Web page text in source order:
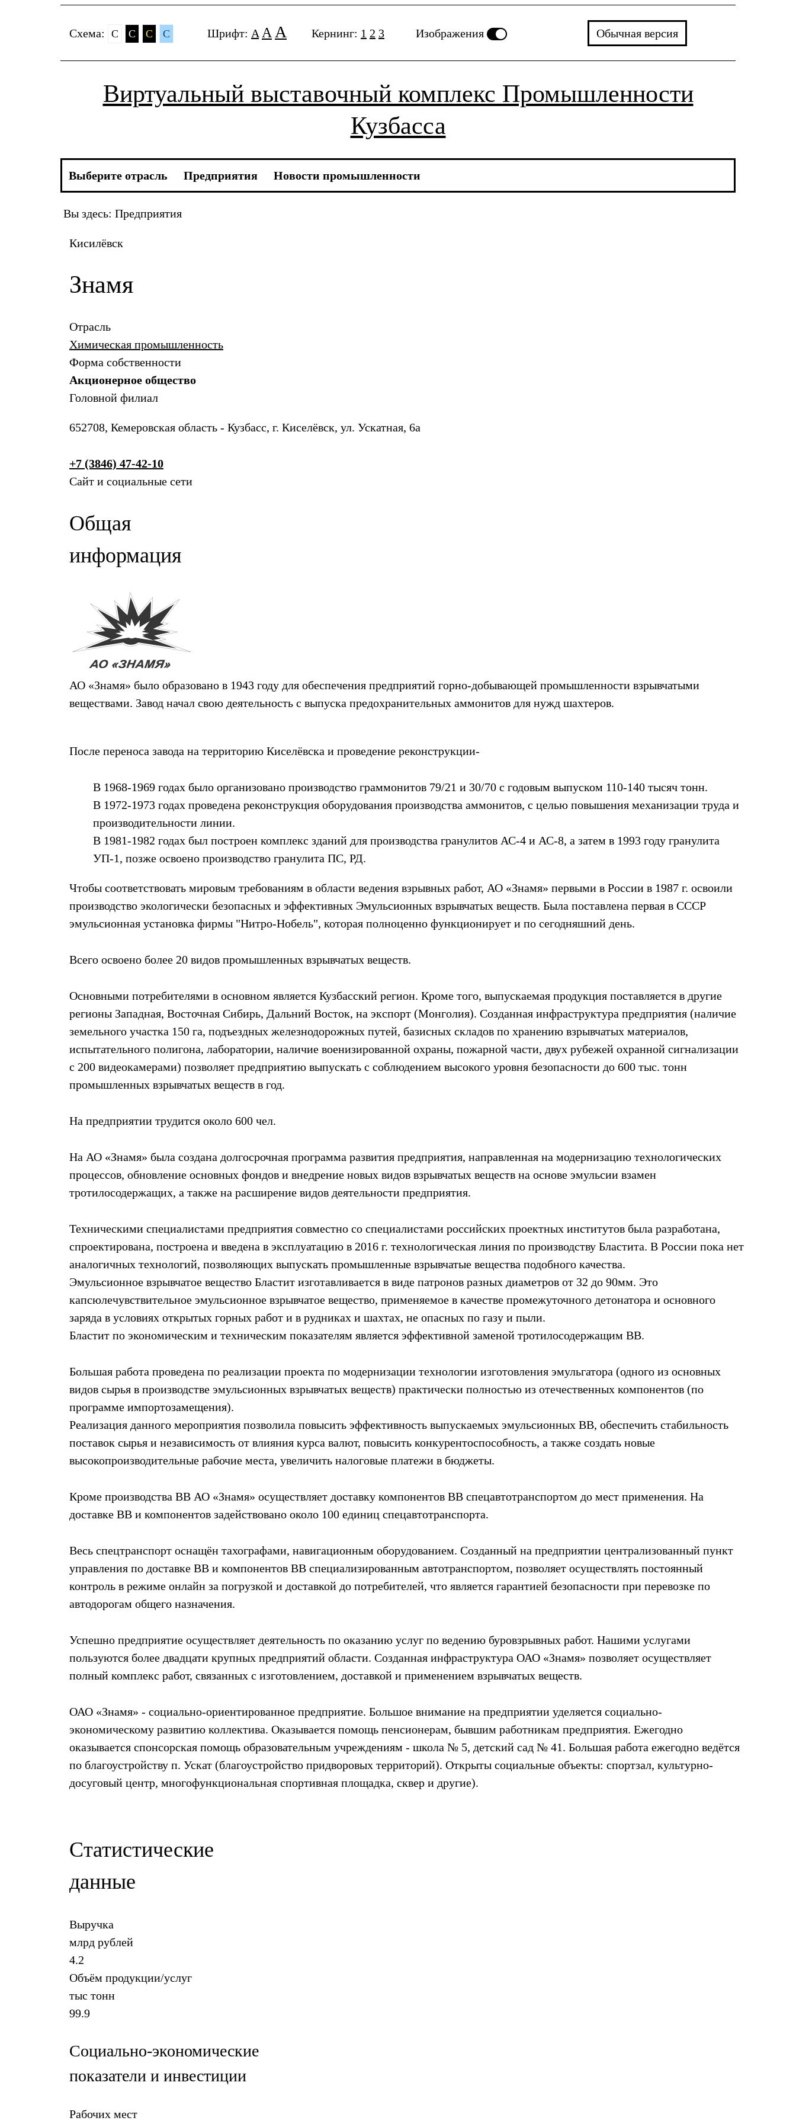
Cхема: C C C C Шрифт: A A A Кернинг: 1 2 3 Изображения Обычная версия
Виртуальный выставочный комплекс Промышленности
Кузбасса
Выберите отрасль Предприятия Новости промышленности
Вы здесь: Предприятия
Кисилёвск
Знамя
Отрасль
Химическая промышленность
Форма собственности
Акционерное общество
Головной филиал
652708, Кемеровская область - Кузбасс, г. Киселёвск, ул. Ускатная, 6а
+7 (3846) 47-42-10
Сайт и социальные сети
Общая
информация
АО «Знамя» было образовано в 1943 году для обеспечения предприятий горно-добывающей промышленности взрывчатыми
веществами. Завод начал свою деятельность с выпуска предохранительных аммонитов для нужд шахтеров.
После переноса завода на территорию Киселёвска и проведение реконструкции-
В 1968-1969 годах было организовано производство граммонитов 79/21 и 30/70 с годовым выпуском 110-140 тысяч тонн.
В 1972-1973 годах проведена реконструкция оборудования производства аммонитов, с целью повышения механизации труда и
производительности линии.
В 1981-1982 годах был построен комплекс зданий для производства гранулитов АС-4 и АС-8, а затем в 1993 году гранулита
УП-1, позже освоено производство гранулита ПС, РД.
Чтобы соответствовать мировым требованиям в области ведения взрывных работ, АО «Знамя» первыми в России в 1987 г. освоили
производство экологически безопасных и эффективных Эмульсионных взрывчатых веществ. Была поставлена первая в СССР
эмульсионная установка фирмы "Нитро-Нобель", которая полноценно функционирует и по сегодняшний день.
Всего освоено более 20 видов промышленных взрывчатых веществ.
Основными потребителями в основном является Кузбасский регион. Кроме того, выпускаемая продукция поставляется в другие
регионы Западная, Восточная Сибирь, Дальний Восток, на экспорт (Монголия). Созданная инфраструктура предприятия (наличие
земельного участка 150 га, подъездных железнодорожных путей, базисных складов по хранению взрывчатых материалов,
испытательного полигона, лаборатории, наличие военизированной охраны, пожарной части, двух рубежей охранной сигнализации
с 200 видеокамерами) позволяет предприятию выпускать с соблюдением высокого уровня безопасности до 600 тыс. тонн
промышленных взрывчатых веществ в год.
На предприятии трудится около 600 чел.
На АО «Знамя» была создана долгосрочная программа развития предприятия, направленная на модернизацию технологических
процессов, обновление основных фондов и внедрение новых видов взрывчатых веществ на основе эмульсии взамен
тротилосодержащих, а также на расширение видов деятельности предприятия.
Техническими специалистами предприятия совместно со специалистами российских проектных институтов была разработана,
спроектирована, построена и введена в эксплуатацию в 2016 г. технологическая линия по производству Бластита. В России пока нет
аналогичных технологий, позволяющих выпускать промышленные взрывчатые вещества подобного качества.
Эмульсионное взрывчатое вещество Бластит изготавливается в виде патронов разных диаметров от 32 до 90мм. Это
капсюлечувствительное эмульсионное взрывчатое вещество, применяемое в качестве промежуточного детонатора и основного
заряда в условиях открытых горных работ и в рудниках и шахтах, не опасных по газу и пыли.
Бластит по экономическим и техническим показателям является эффективной заменой тротилосодержащим ВВ.
Большая работа проведена по реализации проекта по модернизации технологии изготовления эмульгатора (одного из основных
видов сырья в производстве эмульсионных взрывчатых веществ) практически полностью из отечественных компонентов (по
программе импортозамещения).
Реализация данного мероприятия позволила повысить эффективность выпускаемых эмульсионных ВВ, обеспечить стабильность
поставок сырья и независимость от влияния курса валют, повысить конкурентоспособность, а также создать новые
высокопроизводительные рабочие места, увеличить налоговые платежи в бюджеты.
Кроме производства ВВ АО «Знамя» осуществляет доставку компонентов ВВ спецавтотранспортом до мест применения. На
доставке ВВ и компонентов задействовано около 100 единиц спецавтотранспорта.
Весь спецтранспорт оснащён тахографами, навигационным оборудованием. Созданный на предприятии централизованный пункт
управления по доставке ВВ и компонентов ВВ специализированным автотранспортом, позволяет осуществлять постоянный
контроль в режиме онлайн за погрузкой и доставкой до потребителей, что является гарантией безопасности при перевозке по
автодорогам общего назначения.
Успешно предприятие осуществляет деятельность по оказанию услуг по ведению буровзрывных работ. Нашими услугами
пользуются более двадцати крупных предприятий области. Созданная инфраструктура ОАО «Знамя» позволяет осуществляет
полный комплекс работ, связанных с изготовлением, доставкой и применением взрывчатых веществ.
ОАО «Знамя» - социально-ориентированное предприятие. Большое внимание на предприятии уделяется социально-
экономическому развитию коллектива. Оказывается помощь пенсионерам, бывшим работникам предприятия. Ежегодно
оказывается спонсорская помощь образовательным учреждениям - школа № 5, детский сад № 41. Большая работа ежегодно ведётся
по благоустройству п. Ускат (благоустройство придворовых территорий). Открыты социальные объекты: спортзал, культурно-
досуговый центр, многофункциональная спортивная площадка, сквер и другие).
Статистические
данные
Выручка
млрд рублей
4.2
Объём продукции/услуг
тыс тонн
99.9
Социально-экономические
показатели и инвестиции
Рабочих мест